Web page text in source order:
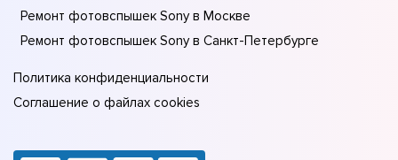
Ремонт фотовспышек Sony в Москве
Ремонт фотовспышек Sony в Санкт-Петербурге
Политика конфиденциальности
Соглашение о файлах cookies